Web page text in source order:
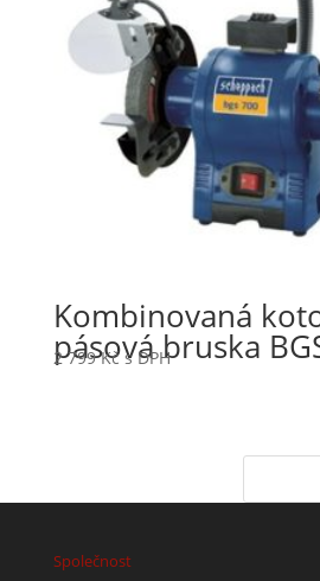
Kombinovaná
pásová bruska
2 799Kč s DPH
Společnost